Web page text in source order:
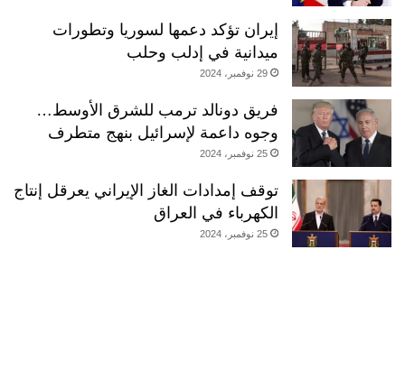
إيران تؤكد دعمها لسوريا وتطورات
ميدانية في إدلب وحلب
29 نوفمبر، 2024
فريق دونالد ترمب للشرق الأوسط…
وجوه داعمة لإسرائيل بنهج متطرف
25 نوفمبر، 2024
توقف إمدادات الغاز الإيراني يعرقل إنتاج
الكهرباء في العراق
25 نوفمبر، 2024